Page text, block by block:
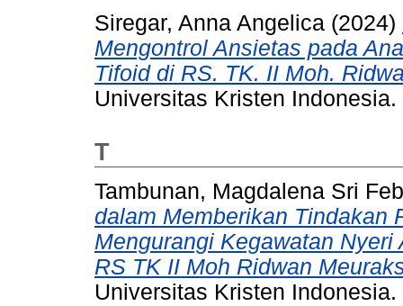
Siregar, Anna Angelica (2024)
Mengontrol Ansietas pada
Tifoid di RS. TK. II Moh.
Universitas Kristen Indonesia.
T
Tambunan, Magdalena Sri
dalam Memberikan Tindakan
Mengurangi Kegawatan
RS TK II Moh Ridwan
Universitas Kristen Indonesia.